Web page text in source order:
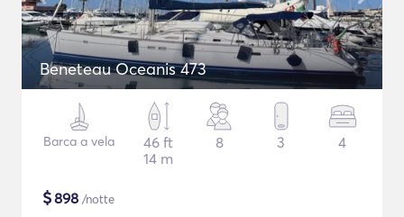
Beneteau Oceanis 473
Barca a vela
46 ft
14 m
8 3 4
$898 /notte